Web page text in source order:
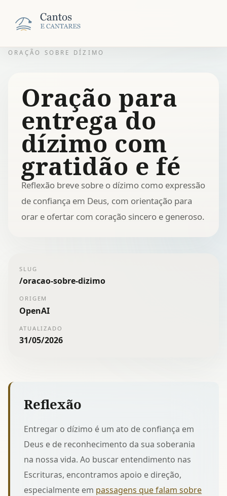
ORAÇÃO SOBRE DÍZIMO
Oração para
entrega do
dízimo com
gratidão e fé
Reflexão breve sobre o dízimo como expressão
de confiança em Deus, com orientação para
orar e ofertar com coração sincero e generoso.
SLUG
/oracao-sobre-dizimo
ORIGEM
OpenAI
ATUALIZADO
31/05/2026
Reflexão
Entregar o dízimo é um ato de confiança em
Deus e de reconhecimento da sua soberania
na nossa vida. Ao buscar entendimento nas
Escrituras, encontramos apoio e direção,
especialmente em passagens que falam sobre